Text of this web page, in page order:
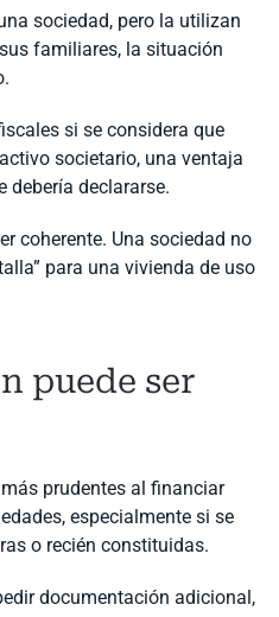
sociedad, pero la utilizan
familiares, la situación
si se considera que
societario, una ventaja
debería declararse.
coherente. Una sociedad no
para una vivienda de uso
puede ser
prudentes al financiar
especialmente si se
o recién constituidas.
documentación adicional,